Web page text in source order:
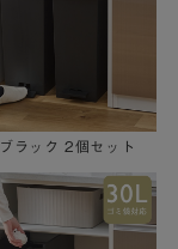
ラック 2個セット